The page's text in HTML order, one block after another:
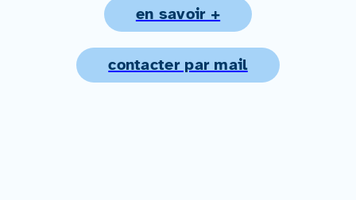
en savoir +
contacter par mail